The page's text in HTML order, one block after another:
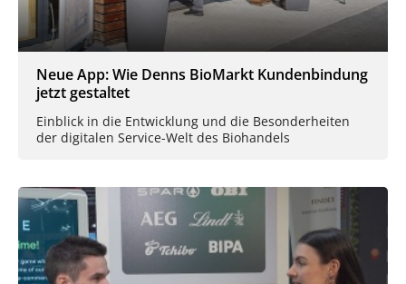
Neue App: Wie Denns BioMarkt Kundenbindung
jetzt gestaltet
Einblick in die Entwicklung und die Besonderheiten
der digitalen Service-Welt des Biohandels